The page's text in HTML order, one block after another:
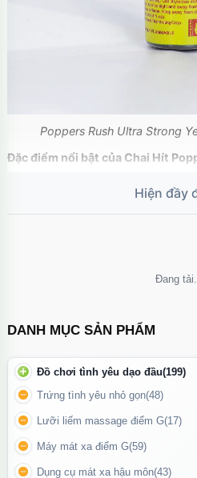
Poppers Rush Ultra Strong
Đặc điểm nổi bật của Chai Hít
Hiệu quả nhanh chóng: Chỉ sau vài
chơi, dự tiệc hoặc trong các chuyến
Không thể tải
DANH MỤC SẢN PHẨM
Đồ chơi tình yêu dạo đầu(199)
Trứng tình yêu nhỏ gọn(48)
Lưỡi liếm massage điểm G(17)
Máy mát xa điểm G(59)
Dụng cụ mát xa hậu môn(43)